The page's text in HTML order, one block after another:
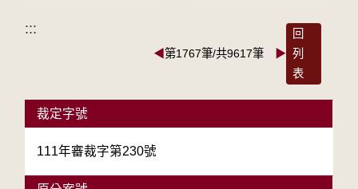
:::
◀第1767筆/共9617筆 ▶
回
列
表
裁定字號
111年審裁字第230號